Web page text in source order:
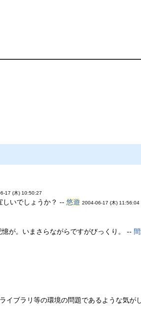
17 (木) 10:50:27
しいでしょうか？ -- 悠遊 2004-06-17 (木) 11:56:04
が。いまさらながらですがびっくり。 --
ブラリ等の環境の問題であるような気が